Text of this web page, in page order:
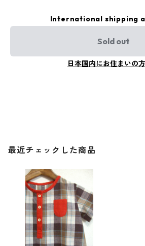
International shipping
Sold out
日本国内にお住まいの
最近チェックした商品